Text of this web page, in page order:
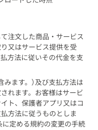
注文した商品・サービス
又はサービス提供を受
方法に従いその代金を支
みます。）及び支払方法は
れます。お客様はサービ
ト、保護者アプリ又はコ
方法に従うものとしま
定める規約の変更の手続